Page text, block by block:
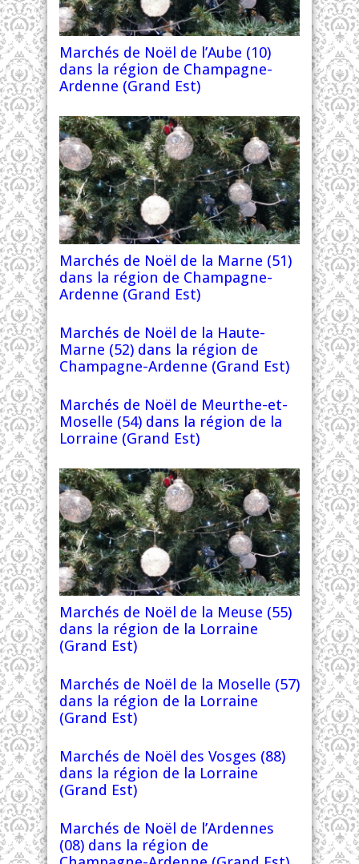
Marchés de Noël de l’Aube (10)
dans la région de Champagne-
Ardenne (Grand Est)
Marchés de Noël de la Marne (51)
dans la région de Champagne-
Ardenne (Grand Est)
Marchés de Noël de la Haute-
Marne (52) dans la région de
Champagne-Ardenne (Grand Est)
Marchés de Noël de Meurthe-et-
Moselle (54) dans la région de la
Lorraine (Grand Est)
Marchés de Noël de la Meuse (55)
dans la région de la Lorraine
(Grand Est)
Marchés de Noël de la Moselle (57)
dans la région de la Lorraine
(Grand Est)
Marchés de Noël des Vosges (88)
dans la région de la Lorraine
(Grand Est)
Marchés de Noël de l’Ardennes
(08) dans la région de